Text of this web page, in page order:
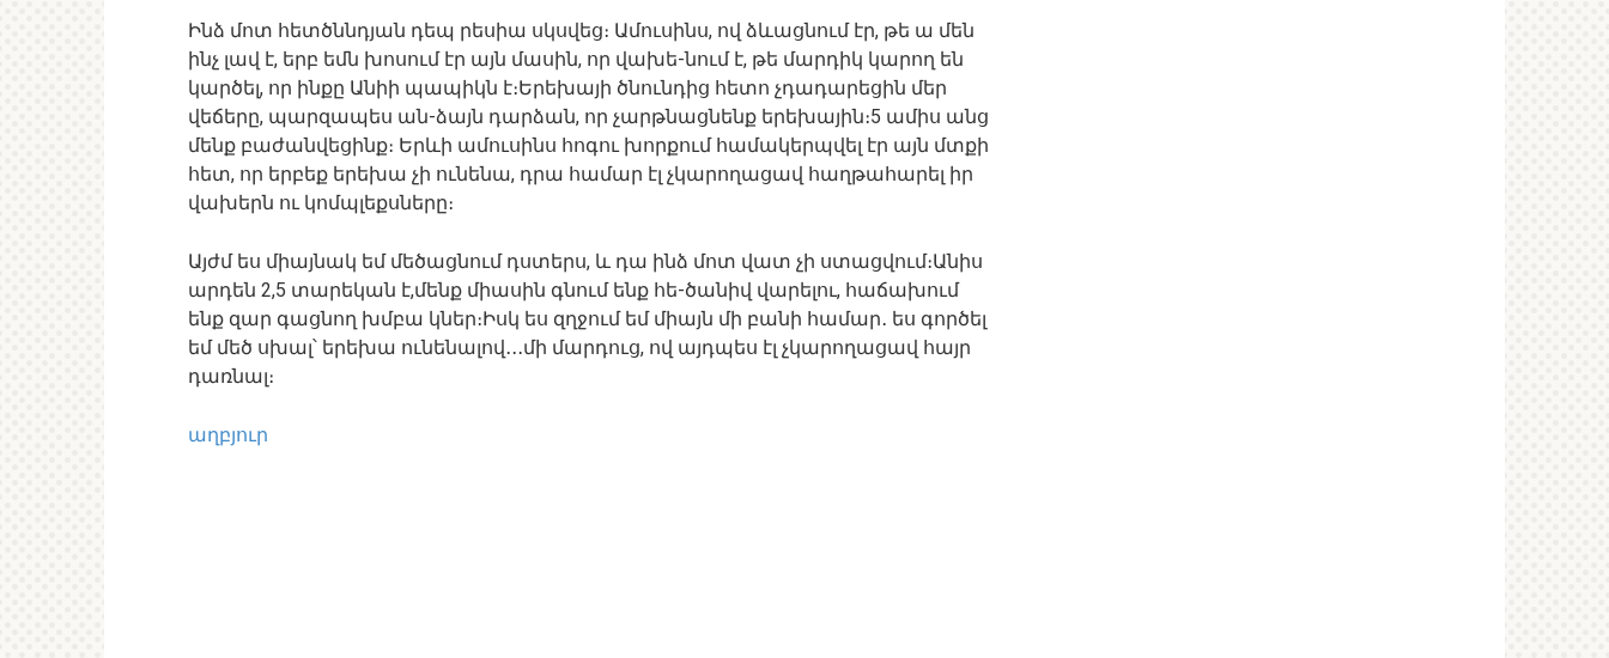
Ինձ մոտ հետծննդյան դեպ րեսիա սկսվեց։ Ամուսինս, ով ձևացնում էր, թե ա մեն
ինչ լավ է, երբ եմն խոսում էր այն մասին, որ վախե-նում է, թե մարդիկ կարող են
կարծել, որ ինքը Անիի պապիկն է։Երեխայի ծնունդից հետո չդադարեցին մեր
վեճերը, պարզապես ան-ձայն դարձան, որ չարթնացնենք երեխային։5 ամիս անց
մենք բաժանվեցինք։ Երևի ամուսինս հոգու խորքում համակերպվել էր այն մտքի
հետ, որ երբեք երեխա չի ունենա, դրա համար էլ չկարողացավ հաղթահարել իր
վախերն ու կոմպլեքսները։
Այժմ ես միայնակ եմ մեծացնում դստերս, և դա ինձ մոտ վատ չի ստացվում։Անիս
արդեն 2,5 տարեկան է,մենք միասին գնում ենք հե-ծանիվ վարելու, հաճախում
ենք զար գացնող խմբա կներ։Իսկ ես զղջում եմ միայն մի բանի համար․ ես գործել
եմ մեծ սխալ՝ երեխա ունենալով․․․մի մարդուց, ով այդպես էլ չկարողացավ հայր
դառնալ։
աղբյուր